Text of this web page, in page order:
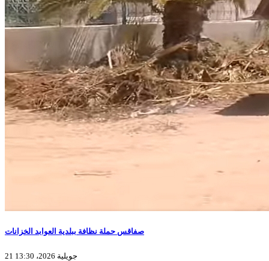
صفاقس حملة نظافة ببلدية العوابد الخزانات
21 جويلية 2026، 13:30